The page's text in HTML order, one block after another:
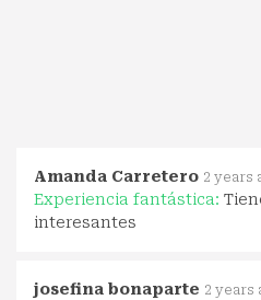
Amanda Carretero 2 years
Experiencia fantástica:
interesantes
josefina bonaparte 2 years